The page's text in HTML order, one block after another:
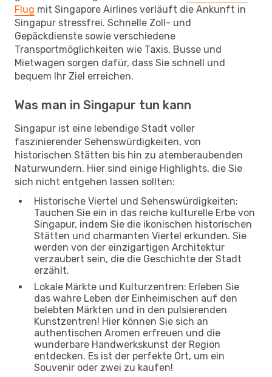
Flug mit Singapore Airlines verläuft die Ankunft in
Singapur stressfrei. Schnelle Zoll- und
Gepäckdienste sowie verschiedene
Transportmöglichkeiten wie Taxis, Busse und
Mietwagen sorgen dafür, dass Sie schnell und
bequem Ihr Ziel erreichen.
Was man in Singapur tun kann
Singapur ist eine lebendige Stadt voller
faszinierender Sehenswürdigkeiten, von
historischen Stätten bis hin zu atemberaubenden
Naturwundern. Hier sind einige Highlights, die Sie
sich nicht entgehen lassen sollten:
Historische Viertel und Sehenswürdigkeiten:
Tauchen Sie ein in das reiche kulturelle Erbe von
Singapur, indem Sie die ikonischen historischen
Stätten und charmanten Viertel erkunden. Sie
werden von der einzigartigen Architektur
verzaubert sein, die die Geschichte der Stadt
erzählt.
Lokale Märkte und Kulturzentren: Erleben Sie
das wahre Leben der Einheimischen auf den
belebten Märkten und in den pulsierenden
Kunstzentren! Hier können Sie sich an
authentischen Aromen erfreuen und die
wunderbare Handwerkskunst der Region
entdecken. Es ist der perfekte Ort, um ein
Souvenir oder zwei zu kaufen!